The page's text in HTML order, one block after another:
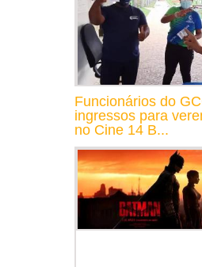
Funcionários do
ingressos para
no Cine 14 B...